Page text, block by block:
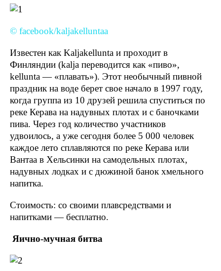
© facebook/kaljakelluntaa
Известен как Kaljakellunta и проходит в
Финляндии (kalja переводится как «пиво»,
kellunta — «плавать»). Этот необычный пивной
праздник на воде берет свое начало в 1997 году,
когда группа из 10 друзей решила спуститься по
реке Керава на надувных плотах и с баночками
пива. Через год количество участников
удвоилось, а уже сегодня более 5 000 человек
каждое лето сплавляются по реке Керава или
Вантаа в Хельсинки на самодельных плотах,
надувных лодках и с дюжиной банок хмельного
напитка.
Стоимость: со своими плавсредствами и
напитками — бесплатно.
Яично-мучная битва